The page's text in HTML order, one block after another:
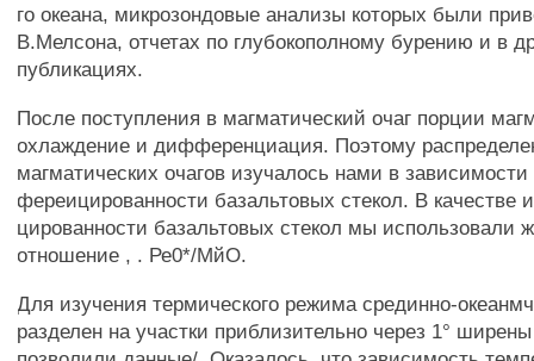
го океана, микрозондовые анализы которых были
В.Мелсона, отчетах по глубокополному бурению и в
публикациях.
После поступления в магматический очаг порции
охлаждение и дифференциация. Поэтому
магматических очагов изучалось нами в
фереицированности базальтовых стекол. В качестве
цированности базальтовых стекол мы использовали
отношение , . Ре0*/МйО.
Для изучения термического режима срединно-
разделен на участки приблизительно через 1°